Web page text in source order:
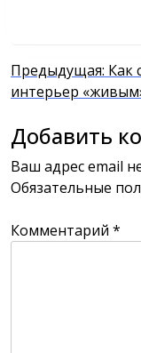
Навигация
по
записям
Предыдущая: Как
интерьер
Добавить
Ваш адрес email
Обязательные
Комментарий *